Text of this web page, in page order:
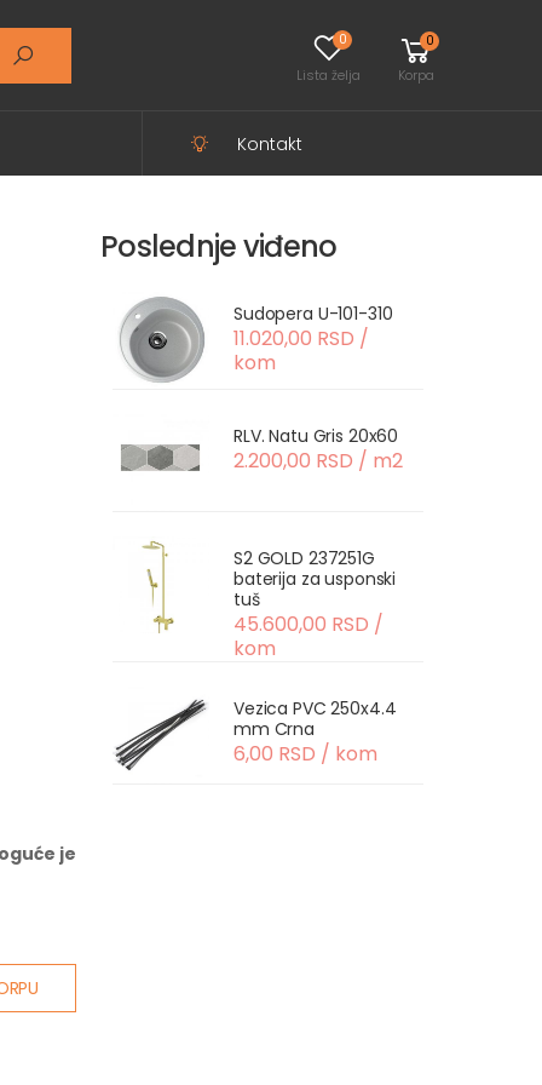
0
Lista želja
0
Korpa
Kontakt
je
Poslednje viđeno
Sudopera U-101-310
11.020,00 RSD /
kom
RLV. Natu Gris 20x60
2.200,00 RSD / m2
S2 GOLD 237251G
baterija za usponski
tuš
45.600,00 RSD /
kom
Vezica PVC 250x4.4
mm Crna
6,00 RSD / kom